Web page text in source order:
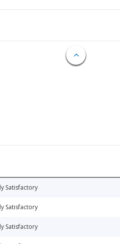
Satisfactory
Satisfactory
Satisfactory